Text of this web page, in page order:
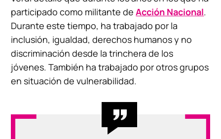
participado como militante deAcción Nacional.
Durante este tiempo, ha trabajado por la
inclusión, igualdad, derechos humanos y no
discriminación desde la trinchera de los
jóvenes. También ha trabajado por otros grupos
en situación de vulnerabilidad.